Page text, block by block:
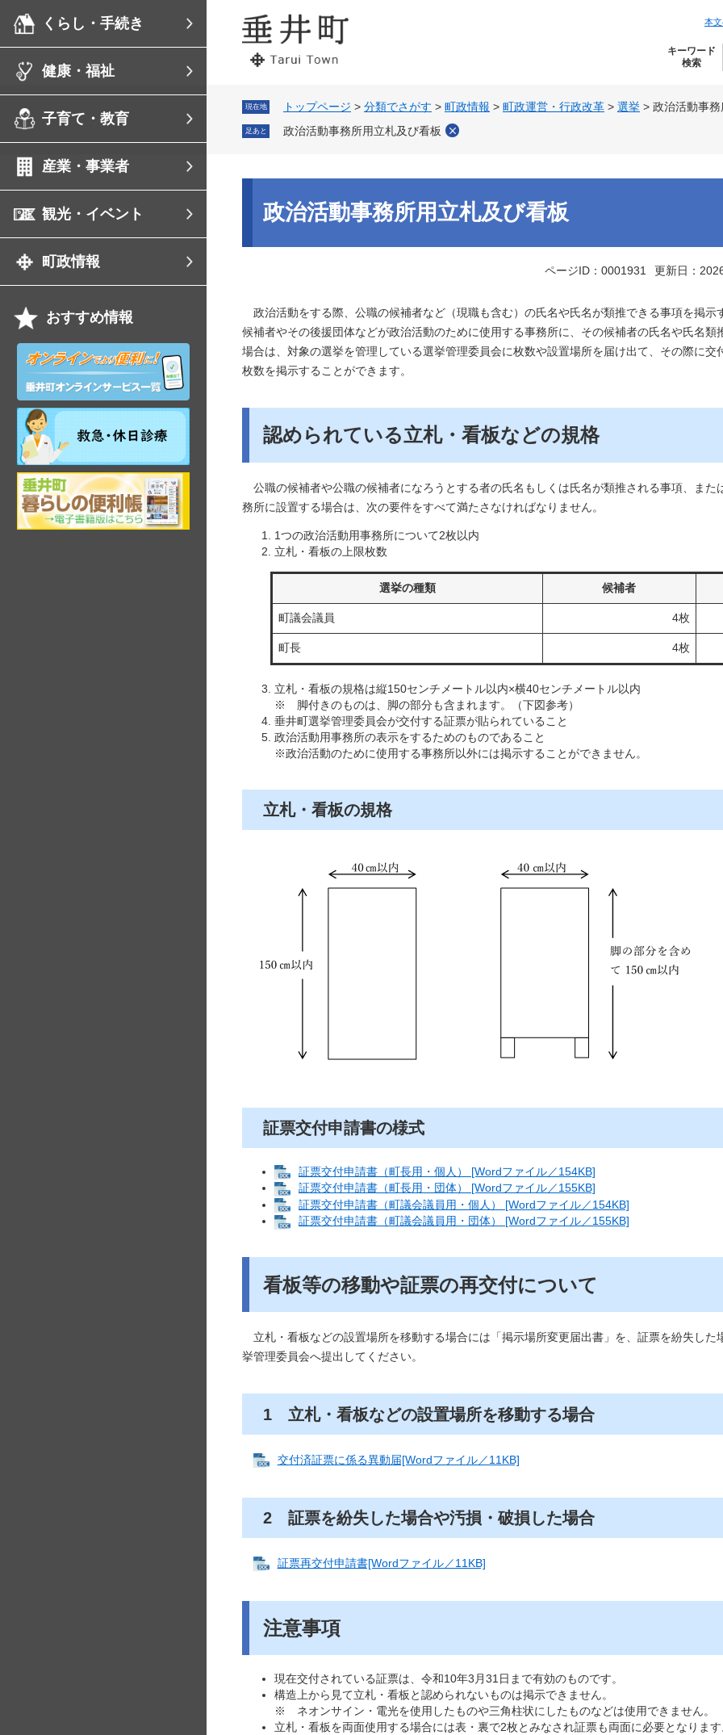
す。
本
くらし・手続き
健康・福祉
子育て・教育
産業・事業者
観光・イベント
町政情報
おすすめ情報
ン
ラ
イ
ン
サ
ー
ビ
ス
祝
日・
年
末
年
始
昼
間
岐
阜
県
垂
キーワード
検索
現在地 トップページ > 分類でさがす > 町政情報 > 町政運営・行政改革 > 選挙 > 政治活動事
足あと 政治活動事務所用立札及び看板
政治活動事務所用立札及び看板
ページID：0001931 更新日：
政治活動をする際、公職の候補者など（現職も含む）の氏名や氏名が類推できる事項を掲
候補者やその後援団体などが政治活動のために使用する事務所に、その候補者の氏名や氏名
場合は、対象の選挙を管理している選挙管理委員会に枚数や設置場所を届け出て、その際に
枚数を掲示することができます。
認められている立札・看板などの規格
公職の候補者や公職の候補者になろうとする者の氏名もしくは氏名が類推される事項、ま
務所に設置する場合は、次の要件をすべて満たさなければなりません。
1つの政治活動用事務所について2枚以内
立札・看板の上限枚数
選挙の種類 候補者
町議会議員 4枚
町長 4枚
立札・看板の規格は縦150センチメートル以内×横40センチメートル以内
※ 脚付きのものは、脚の部分も含まれます。（下図参考）
垂井町選挙管理委員会が交付する証票が貼られていること
政治活動用事務所の表示をするためのものであること
※政治活動のために使用する事務所以外には掲示することができません。
立札・看板の規格
証票交付申請書の様式
証票交付申請書（町長用・個人） [Wordファイル／154KB]
証票交付申請書（町長用・団体） [Wordファイル／155KB]
証票交付申請書（町議会議員用・個人） [Wordファイル／154KB]
証票交付申請書（町議会議員用・団体） [Wordファイル／155KB]
看板等の移動や証票の再交付について
立札・看板などの設置場所を移動する場合には「掲示場所変更届出書」を、証票を紛失し
挙管理委員会へ提出してください。
1 立札・看板などの設置場所を移動する場合
交付済証票に係る異動届[Wordファイル／11KB]
2 証票を紛失した場合や汚損・破損した場合
証票再交付申請書[Wordファイル／11KB]
注意事項
現在交付されている証票は、令和10年3月31日まで有効のものです。
構造上から見て立札・看板と認められないものは掲示できません。
※ ネオンサイン・電光を使用したものや三角柱状にしたものなどは使用できません。
立札・看板を両面使用する場合には表・裏で2枚とみなされ証票も両面に必要となりま